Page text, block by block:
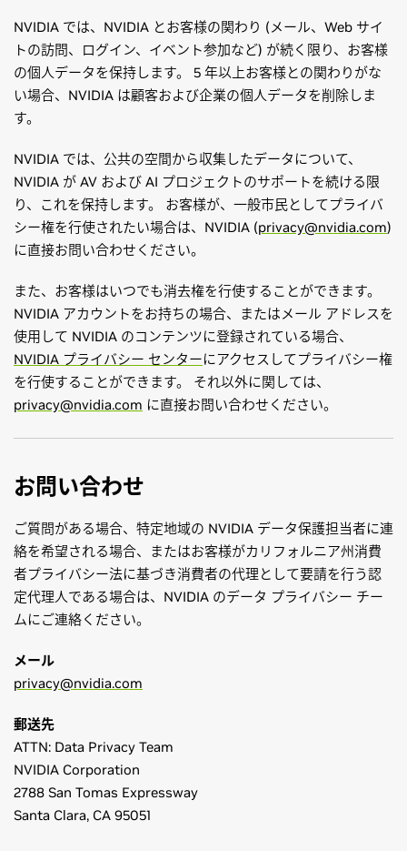
NVIDIA では、NVIDIA とお客様の関わり (メール、Web サイ
トの訪問、ログイン、イベント参加など) が続く限り、お客様
の個人データを保持します。 5 年以上お客様との関わりがな
い場合、NVIDIA は顧客および企業の個人データを削除しま
す。
NVIDIA では、公共の空間から収集したデータについて、
NVIDIA が AV および AI プロジェクトのサポートを続ける限
り、これを保持します。 お客様が、一般市民としてプライバ
シー権を行使されたい場合は、NVIDIA (privacy@nvidia.com)
に直接お問い合わせください。
また、お客様はいつでも消去権を行使することができます。
NVIDIA アカウントをお持ちの場合、またはメール アドレスを
使用して NVIDIA のコンテンツに登録されている場合、
NVIDIA プライバシー センターにアクセスしてプライバシー権
を行使することができます。 それ以外に関しては、
privacy@nvidia.com に直接お問い合わせください。
お問い合わせ
ご質問がある場合、特定地域の NVIDIA データ保護担当者に連
絡を希望される場合、またはお客様がカリフォルニア州消費
者プライバシー法に基づき消費者の代理として要請を行う認
定代理人である場合は、NVIDIA のデータ プライバシー チー
ムにご連絡ください。
メール
privacy@nvidia.com
郵送先
ATTN: Data Privacy Team
NVIDIA Corporation
2788 San Tomas Expressway
Santa Clara, CA 95051